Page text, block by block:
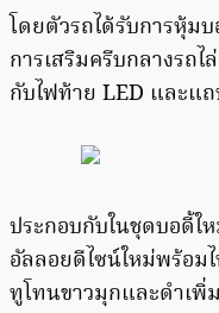
โดยตัวรถได้รับการหุ้ม
การเสริมครีบกลางรถ
กับไฟท้าย LED และแ
ประกอบกับในชุดบอดี้ใ
อัลลอยดีไซน์ใหม่พร้อม
ทูโทนขาวมุกและดำเพิ่